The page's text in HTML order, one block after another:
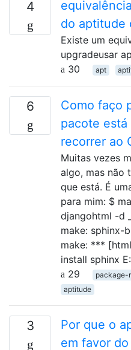
4
do aptitude
Existe um
upgradeusar
30
apt
6
Como faço
pacote
recorrer ao
Muitas vezes
algo, mas não
que está. É
para mim: $
djangohtml -d
make: sphinx-
make: ***
install sphinx
29
package-
aptitude
3
Por que o
em favor